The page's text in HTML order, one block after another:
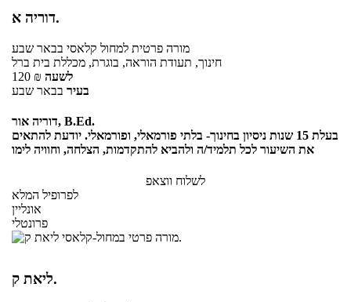
דוריה א.
מורה פרטית למחול קלאסי בבאר שבע
חינוך, תעודת הוראה, בוגרת, מכללת בית ברל
120 ₪ לשעה
בעיר בבאר שבע
דוריה אור, B.Ed.
בעלת 15 שנות ניסיון בחינוך- בלתי פורמאלי, ופורמאלי. יודעת להתאים
את השיעור לכל תלמיד/ה ולהביא להתקדמות, הצלחה, וחוויה לימו
לשלוח ווצאפ
לפרופיל המלא
אונליין
פרונטלי
ליאת ק.